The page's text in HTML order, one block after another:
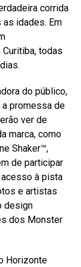
corrida
idades. Em
todas
do público,
promessa de
ver de
marca, como
Shaker™,
de participar
à pista
e artistas
design
dos Monster
Horizonte